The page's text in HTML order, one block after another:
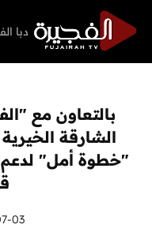
دبا
أم
راس
الفجيرة
الشارقة
"خطوة أمل" لدعم
04:20